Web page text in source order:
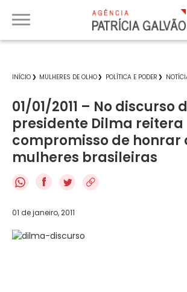
INÍCIO MULHERES DE OLHO POLÍTICA E PODER
01/01/2011 – No discurso
presidente Dilma reitera
compromisso de honrar
mulheres brasileiras
f
01 de janeiro, 2011